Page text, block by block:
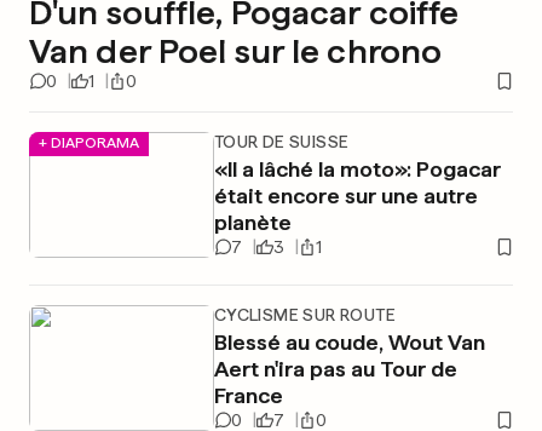
D'un souffle, Pogacar coiffe
Van der Poel sur le chrono
0 1 0
+ DIAPORAMA TOUR DE SUISSE
«Il a lâché la moto»: Pogacar
était encore sur une autre
planète
7 3 1
CYCLISME SUR ROUTE
Blessé au coude, Wout Van
Aert n'ira pas au Tour de
France
0 7 0